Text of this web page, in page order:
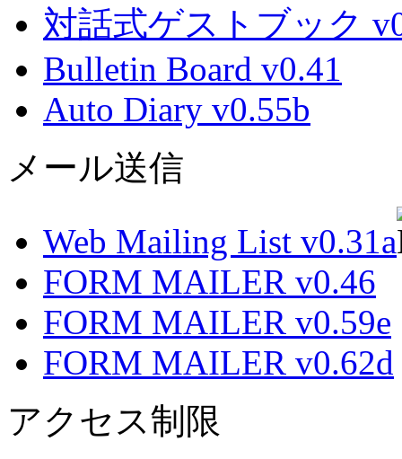
対話式ゲストブック
Bulletin Board v0.41
Auto Diary v0.55b
メール送信
Web Mailing List v0.31a
FORM MAILER v0.46
FORM MAILER v0.59e
FORM MAILER v0.62d
アクセス制限